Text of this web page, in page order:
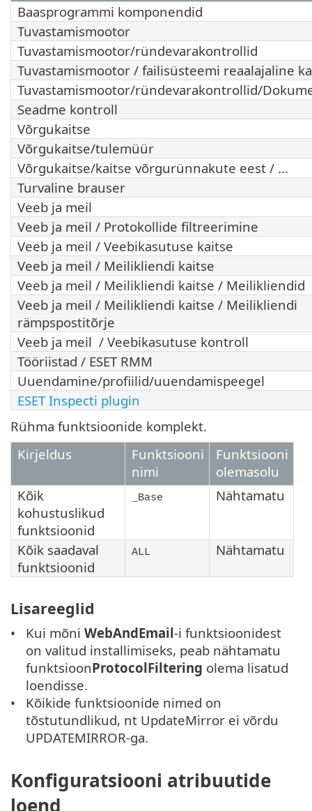
Baasprogrammi komponendid
Tuvastamismootor
Tuvastamismootor/ründevarakontrollid
Tuvastamismootor / failisüsteemi reaalajaline
Tuvastamismootor/ründevarakontrollid/
Seadme kontroll
Võrgukaitse
Võrgukaitse/tulemüür
Võrgukaitse/kaitse võrgurünnakute eest / ...
Turvaline brauser
Veeb ja meil
Veeb ja meil / Protokollide filtreerimine
Veeb ja meil / Veebikasutuse kaitse
Veeb ja meil / Meilikliendi kaitse
Veeb ja meil / Meilikliendi kaitse / Meilikliendid
Veeb ja meil / Meilikliendi kaitse / Meilikliendi
rämpspostitõrje
Veeb ja meil / Veebikasutuse kontroll
Tööriistad / ESET RMM
Uuendamine/profiilid/uuendamispeegel
ESET Inspecti plugin
Rühma funktsioonide komplekt.
Kirjeldus
Funktsiooni
nimi
Funktsiooni
olemasolu
Kõik
kohustuslikud
funktsioonid
_Base Nähtamatu
Kõik saadaval
funktsioonid
ALL Nähtamatu
Lisareeglid
Kui mõniWebAndEmail-i funktsioonidest
on valitud installimiseks, peab nähtamatu
funktsioonProtocolFiltering olema lisatud
loendisse.
Kõikide funktsioonide nimed on
tõstutundlikud, nt UpdateMirror ei võrdu
UPDATEMIRROR-ga.
Konfiguratsiooni atribuutide
loend